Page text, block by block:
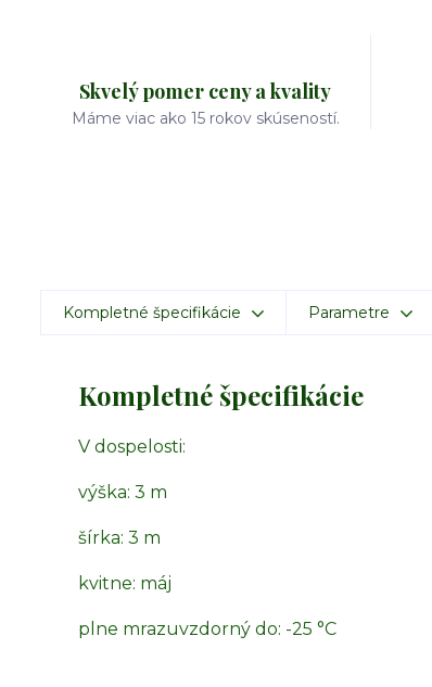
Skvelý pomer ceny a kvality
Máme viac ako 15 rokov skúseností.
Kompletné špecifikácie Parametre
Kompletné špecifikácie
V dospelosti:
výška: 3 m
šírka: 3 m
kvitne: máj
plne mrazuvzdorný do: -25 °C